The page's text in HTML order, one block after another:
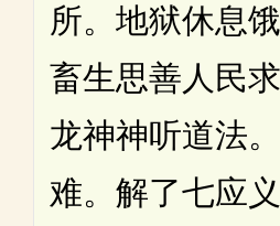
所。地狱休息
畜生思善人民
龙神神听道法
难。解了七应义